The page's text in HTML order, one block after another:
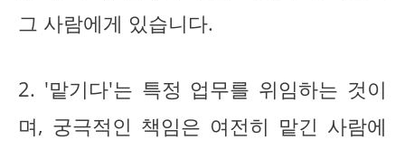
그 사람에게 있습니다.
2. '맡기다'는 특정 업무를 위임하는 것이
며, 궁극적인 책임은 여전히 맡긴 사람에